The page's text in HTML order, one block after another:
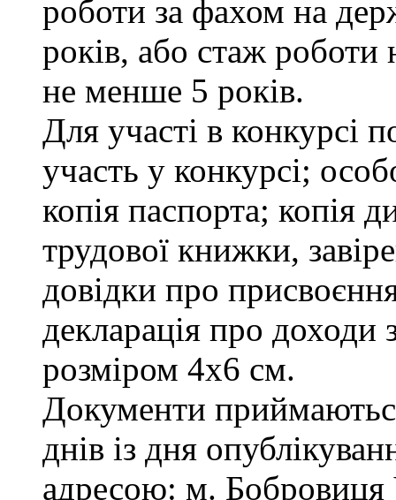
роботи за фахом на
років, або стаж роботи
не менше 5 років.
Для участі в конкурсі
участь у конкурсі;
копія паспорта; копія
трудової книжки,
довідки про
декларація про доходи
розміром 4х6 см.
Документи
днів із дня
адресою: м. Бобровиця